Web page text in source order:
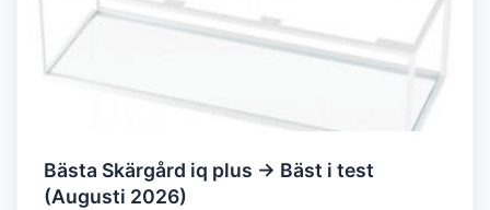
Bästa Skärgård iq plus → Bäst i test
(Augusti 2026)